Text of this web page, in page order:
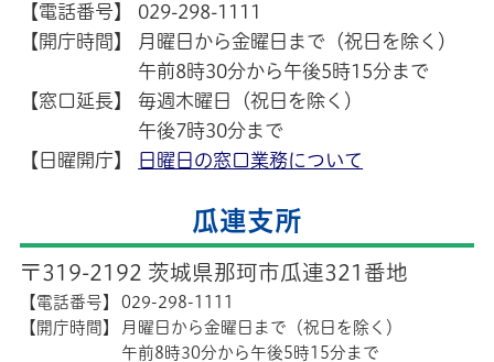
【電話番号】
029-298-1111
【開庁時間】
月曜日から金曜日まで（祝日を除く）
午前8時30分から午後5時15分まで
【窓口延長】
毎週木曜日（祝日を除く）
午後7時30分まで
【日曜開庁】
日曜日の窓口業務について
瓜連支所
〒319-2192 茨城県那珂市瓜連321番地
【電話番号】
029-298-1111
【開庁時間】
月曜日から金曜日まで（祝日を除く）
午前8時30分から午後5時15分まで